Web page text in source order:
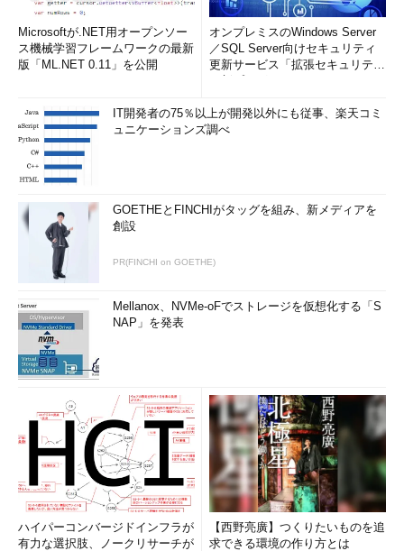
Androidで認証アプリによるDropboxの2段階認証を有効化
する（その2）
（3）このタブを選ぶ。
（4）これをタップすると、2段階認証を有効化するため
Androidで認証アプリによるDropboxの2段階認証を有効化
する（その3）
これは2段階認証を有効化するためのウィザードの初期画
面。
Microsoftが.NET用オープンソー
ス機械学習フレームワークの最新
版「ML.NET 0.11」を公開
オンプレミスのWindows Server
／SQL Server向けセキュリティ
更新サービス「拡張セキュリティ
IT開発者の75％以上が開発以外にも従事、楽天コミ
ュニケーションズ調べ
GOETHEとFINCHIがタッグを組み、新メディアを
創設
PR(FINCHI on GOETHE)
Mellanox、NVMe-oFでストレージを仮想化する「S
NAP」を発表
ハイパーコンバージドインフラが
有力な選択肢、ノークリサーチが
【西野亮廣】つくりたいものを追
求できる環境の作り方とは